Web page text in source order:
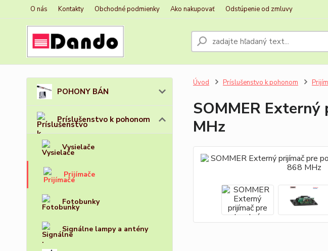
O nás Kontakty Obchodné podmienky Ako nakupovať Odstúpenie od zmluvy
POHONY BÁN
Príslušenstvo k pohonom
Vysielače
Prijímače
Fotobunky
Signálne lampy a antény
Úvod Príslušenstvo k pohonom
SOMMER
MHz